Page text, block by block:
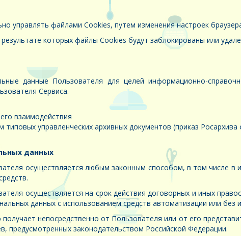
управлять файлами Cookies, путем изменения настроек
которых файлы Cookies будут заблокированы или
данные Пользователя для целей информационно-
Сервиса.
взаимодействия
типовых управленческих архивных документов (приказ
данных
осуществляется любым законным способом, в том числе в
осуществляется на срок действия договорных и иных
данных с использованием средств автоматизации или без
непосредственно от Пользователя или от его
предусмотренных законодательством Российской Федерации.